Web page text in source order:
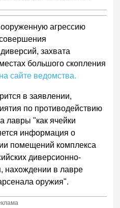
агрессию
захвата
большого скопления
сайте ведомства.
в заявлении,
по противодействию
лавры "как ячейки
информация о
помещений комплекса
диверсионно-
нахождении в лавре
оружия".